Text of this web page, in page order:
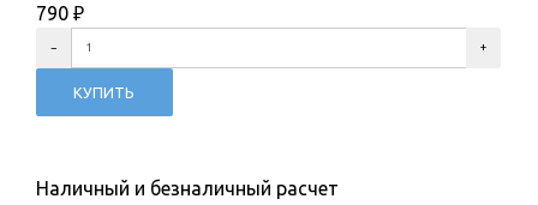
790 ₽
Наличный и безналичный расчет